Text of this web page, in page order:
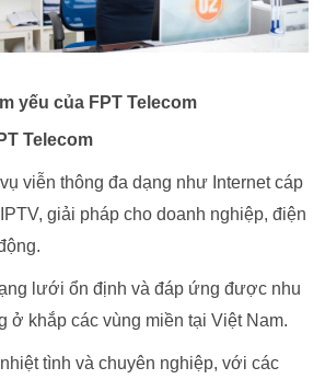
yếu của FPT Telecom
Telecom
viễn thông đa dạng như Internet cáp
giải pháp cho doanh nghiệp, điện
lưới ổn định và đáp ứng được nhu
ở khắp các vùng miền tại Việt Nam.
tình và chuyên nghiệp, với các